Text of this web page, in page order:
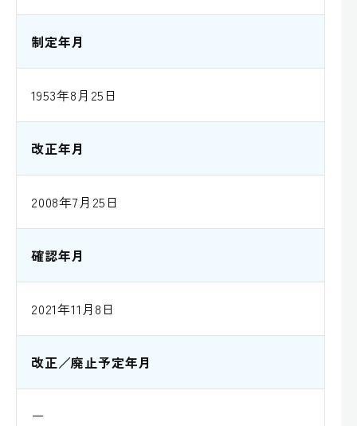
制定年月
1953年8月25日
改正年月
2008年7月25日
確認年月
2021年11月8日
改正／廃止予定年月
ー